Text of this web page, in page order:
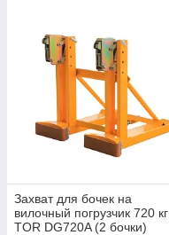
Захват для бочек на
вилочный погрузчик 720 кг
TOR DG720A (2 бочки)